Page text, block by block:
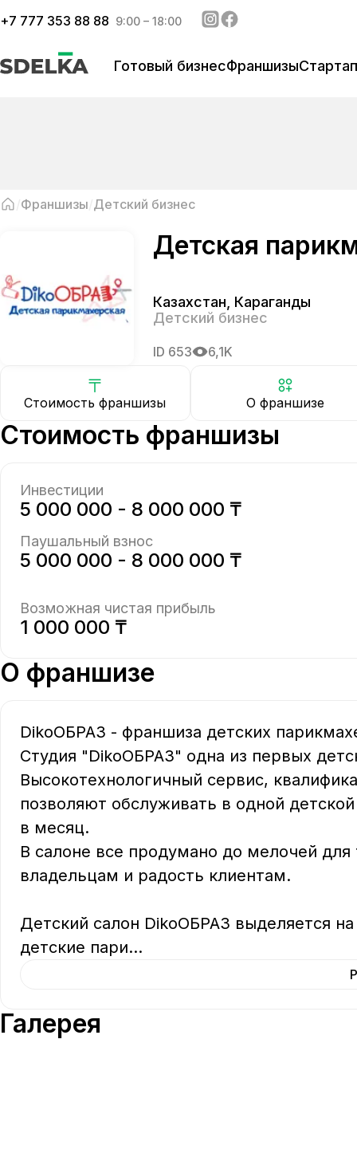
+7 777 353 88 88 9:00 – 18:00
Готовый бизнесФраншизы
Франшизы Детский бизнес
ID 653 6,1K
Детская
Казахстан Караганды
Детский бизнес
Стоимость франшизы О франшизе
Стоимость франшизы
Инвестиции
5 000 000 - 8 000 000 ₸
Паушальный взнос
5 000 000 - 8 000 000 ₸
Возможная чистая прибыль
1 000 000 ₸
О франшизе
DikoОБРАЗ - франшиза детских
Студия "DikoОБРАЗ" одна из первых
Высокотехнологичный сервис,
позволяют обслуживать в одной
в месяц.
В салоне все продумано до мелочей
владельцам и радость клиентам.
Детский салон DikoОБРАЗ выделяется
детские пари...
Галерея